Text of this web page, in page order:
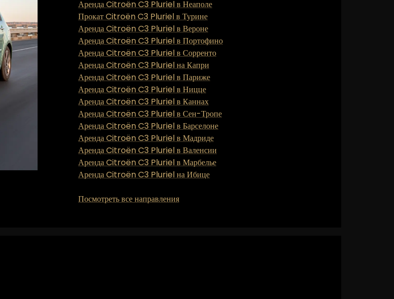
Аренда Citroën C3 Pluriel в Неаполе
Прокат Citroën C3 Pluriel в Турине
Аренда Citroën C3 Pluriel в Вероне
Аренда Citroën C3 Pluriel в Портофино
Аренда Citroën C3 Pluriel в Сорренто
Аренда Citroën C3 Pluriel на Капри
Аренда Citroën C3 Pluriel в Париже
Аренда Citroën C3 Pluriel в Ницце
Аренда Citroën C3 Pluriel в Каннах
Аренда Citroën C3 Pluriel в Сен-Тропе
Аренда Citroën C3 Pluriel в Барселоне
Аренда Citroën C3 Pluriel в Мадриде
Аренда Citroën C3 Pluriel в Валенсии
Аренда Citroën C3 Pluriel в Марбелье
Аренда Citroën C3 Pluriel на Ибице
Посмотреть все направления